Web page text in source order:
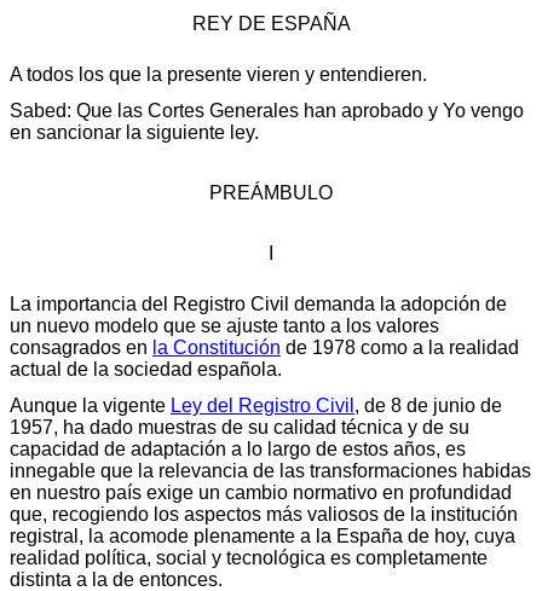
REY DE ESPAÑA
A todos los que la presente vieren y entendieren.
Sabed: Que las Cortes Generales han aprobado y Yo vengo
en sancionar la siguiente ley.
PREÁMBULO
La importancia del Registro Civil demanda la adopción de
un nuevo modelo que se ajuste tanto a los valores
consagrados en la Constitución de 1978 como a la realidad
actual de la sociedad española.
Aunque la vigente Ley del Registro Civil , de 8 de junio de
1957, ha dado muestras de su calidad técnica y de su
capacidad de adaptación a lo largo de estos años, es
innegable que la relevancia de las transformaciones habidas
en nuestro país exige un cambio normativo en profundidad
que, recogiendo los aspectos más valiosos de la institución
registral, la acomode plenamente a la España de hoy, cuya
realidad política, social y tecnológica es completamente
distinta a la de entonces.